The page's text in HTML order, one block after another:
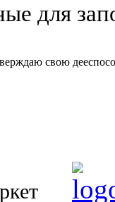
для
свою